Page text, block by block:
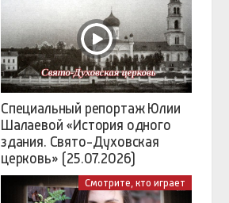
Специальный репортаж Юлии
Шалаевой «История одного
здания. Свято-Духовская
церковь» (25.07.2026)
Смотрите, кто играет